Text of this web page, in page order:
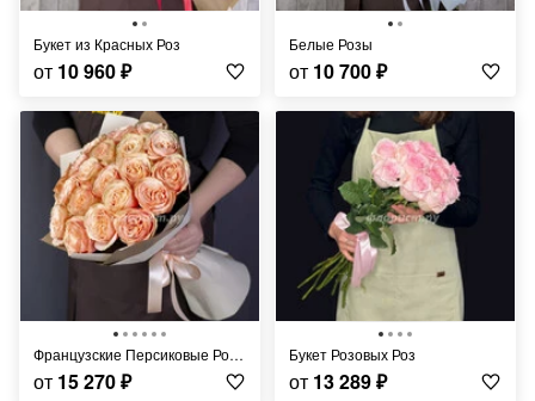
Букет из Красных Роз
от 10 960₽
Белые Розы
от 10 700₽
Французские Персиковые Розы
от 15 270₽
Букет Розовых Роз
от 13 289₽